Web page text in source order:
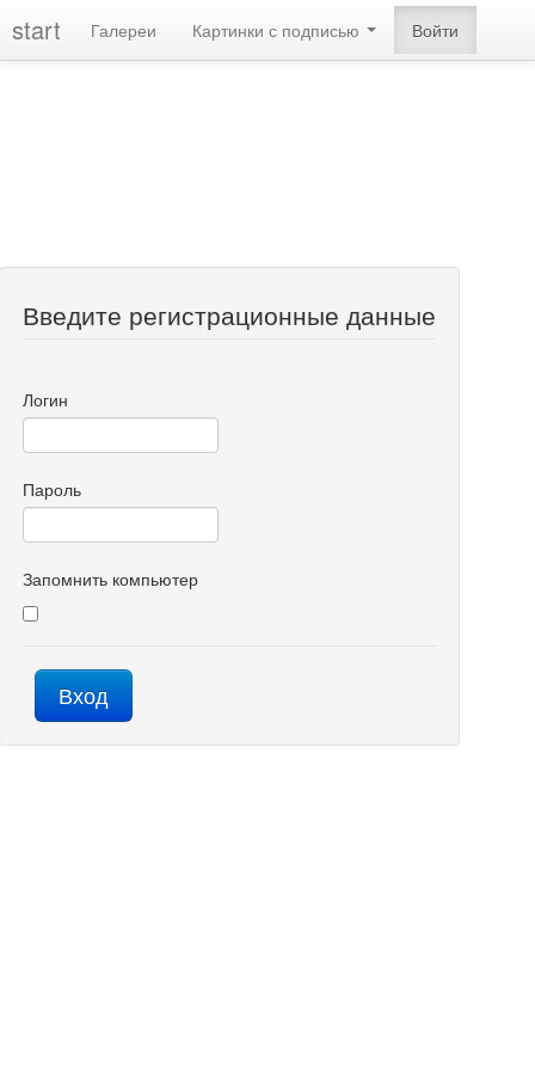
start Галереи Картинки с подписью Войти
Введите регистрационные данные
Логин
Пароль
Запомнить компьютер
Вход